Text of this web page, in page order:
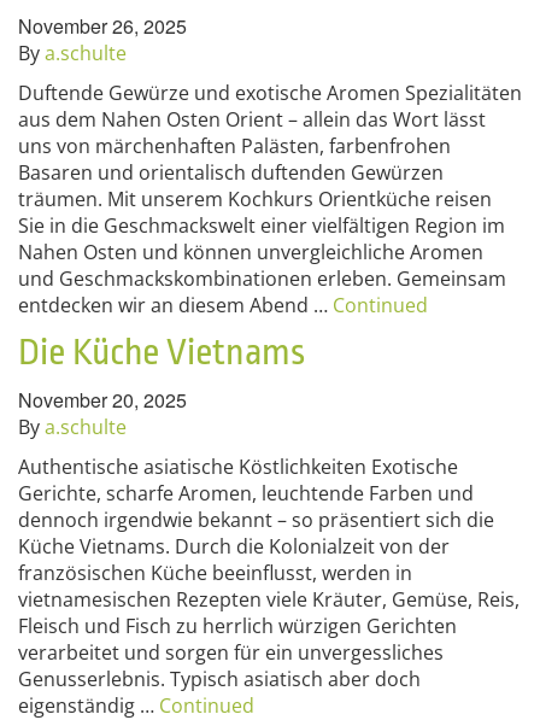
November 26, 2025
Bya.schulte
Duftende Gewürze und exotische Aromen Spezialitäten
aus dem Nahen Osten Orient – allein das Wort lässt
uns von märchenhaften Palästen, farbenfrohen
Basaren und orientalisch duftenden Gewürzen
träumen. Mit unserem Kochkurs Orientküche reisen
Sie in die Geschmackswelt einer vielfältigen Region im
Nahen Osten und können unvergleichliche Aromen
und Geschmackskombinationen erleben. Gemeinsam
entdecken wir an diesem Abend … Continued
Die Küche Vietnams
November 20, 2025
Bya.schulte
Authentische asiatische Köstlichkeiten Exotische
Gerichte, scharfe Aromen, leuchtende Farben und
dennoch irgendwie bekannt – so präsentiert sich die
Küche Vietnams. Durch die Kolonialzeit von der
französischen Küche beeinflusst, werden in
vietnamesischen Rezepten viele Kräuter, Gemüse, Reis,
Fleisch und Fisch zu herrlich würzigen Gerichten
verarbeitet und sorgen für ein unvergessliches
Genusserlebnis. Typisch asiatisch aber doch
eigenständig … Continued